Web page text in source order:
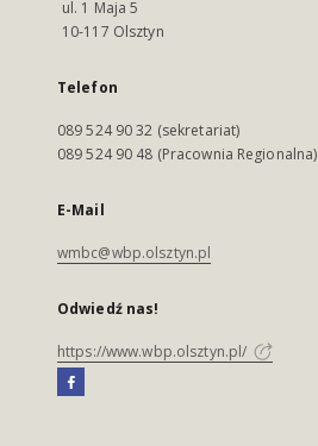
ul. 1 Maja 5
10-117 Olsztyn
Telefon
089 524 90 32 (sekretariat)
089 524 90 48 (Pracownia Regionalna)
E-Mail
wmbc@wbp.olsztyn.pl
Odwiedź nas!
https://www.wbp.olsztyn.pl/